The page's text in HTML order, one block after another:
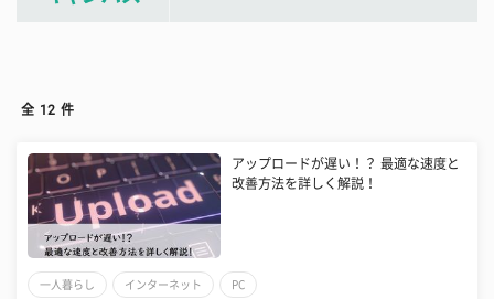
全 12 件
アップロードが遅い！？ 最適な速度と
改善方法を詳しく解説！
一人暮らし インターネット PC